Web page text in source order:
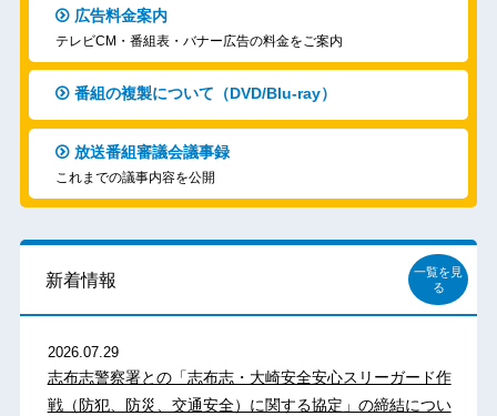
広告料金案内
テレビCM・番組表・バナー広告の料金をご案内
番組の複製について（DVD/Blu-ray）
放送番組審議会議事録
これまでの議事内容を公開
新着情報
一覧を見
る
2026.07.29
志布志警察署との「志布志・大崎安全安心スリーガード作
戦（防犯、防災、交通安全）に関する協定」の締結につい